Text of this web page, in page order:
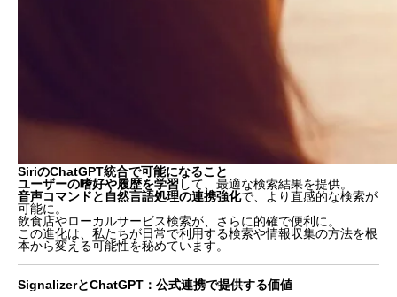
SiriのChatGPT統合で可能になること
ユーザーの嗜好や履歴を学習して、最適な検索結果を提供。
音声コマンドと自然言語処理の連携強化で、より直感的な検索が
可能に。
飲食店やローカルサービス検索が、さらに的確で便利に。
この進化は、私たちが日常で利用する検索や情報収集の方法を根
本から変える可能性を秘めています。
SignalizerとChatGPT：公式連携で提供する価値